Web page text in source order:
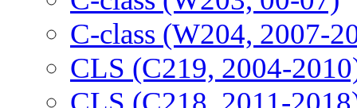
C-class (W204, 2007-
CLS (C219, 2004-